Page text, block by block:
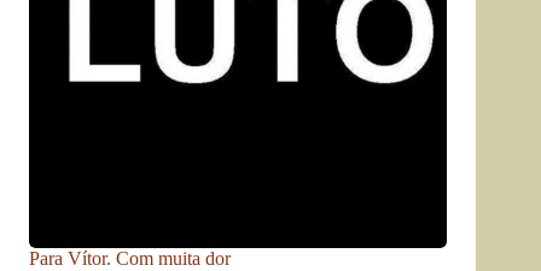
Para Vítor. Com muita dor